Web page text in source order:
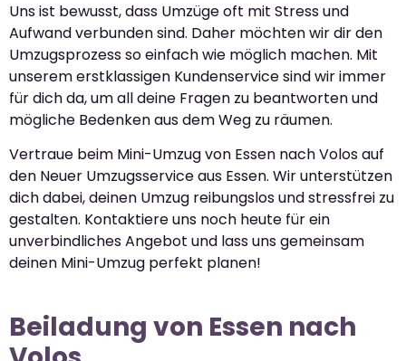
Uns ist bewusst, dass Umzüge oft mit Stress und
Aufwand verbunden sind. Daher möchten wir dir den
Umzugsprozess so einfach wie möglich machen. Mit
unserem erstklassigen Kundenservice sind wir immer
für dich da, um all deine Fragen zu beantworten und
mögliche Bedenken aus dem Weg zu räumen.
Vertraue beim Mini-Umzug von Essen nach Volos auf
den Neuer Umzugsservice aus Essen. Wir unterstützen
dich dabei, deinen Umzug reibungslos und stressfrei zu
gestalten. Kontaktiere uns noch heute für ein
unverbindliches Angebot und lass uns gemeinsam
deinen Mini-Umzug perfekt planen!
Beiladung von Essen nach